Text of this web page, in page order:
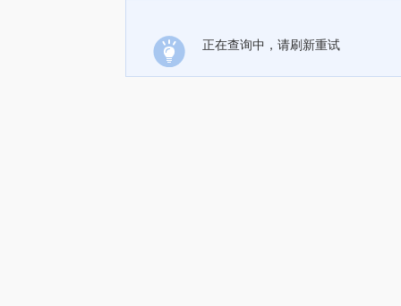
正在查询中，请刷新重试